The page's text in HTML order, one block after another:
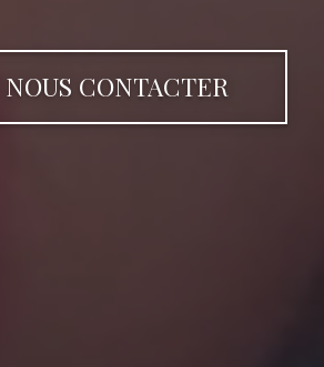
NOUS CONTACTER